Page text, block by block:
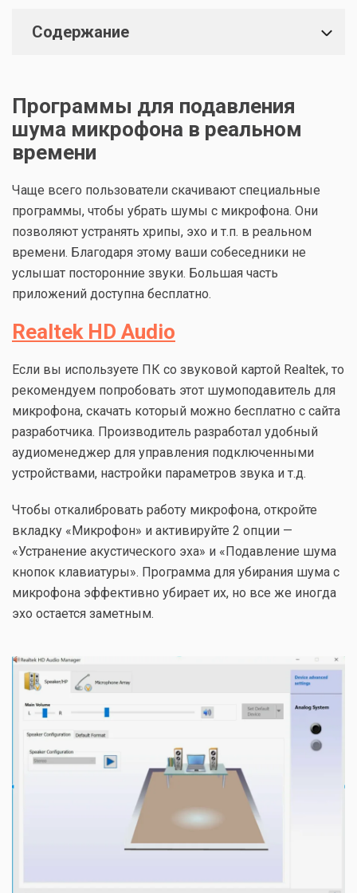
Содержание
Программы для подавления
шума микрофона в реальном
времени
Чаще всего пользователи скачивают специальные
программы, чтобы убрать шумы с микрофона. Они
позволяют устранять хрипы, эхо и т.п. в реальном
времени. Благодаря этому ваши собеседники не
услышат посторонние звуки. Большая часть
приложений доступна бесплатно.
Realtek HD Audio
Если вы используете ПК со звуковой картой Realtek, то
рекомендуем попробовать этот шумоподавитель для
микрофона, скачать который можно бесплатно с сайта
разработчика. Производитель разработал удобный
аудиоменеджер для управления подключенными
устройствами, настройки параметров звука и т.д.
Чтобы откалибровать работу микрофона, откройте
вкладку «Микрофон» и активируйте 2 опции —
«Устранение акустического эха» и «Подавление шума
кнопок клавиатуры». Программа для убирания шума с
микрофона эффективно убирает их, но все же иногда
эхо остается заметным.